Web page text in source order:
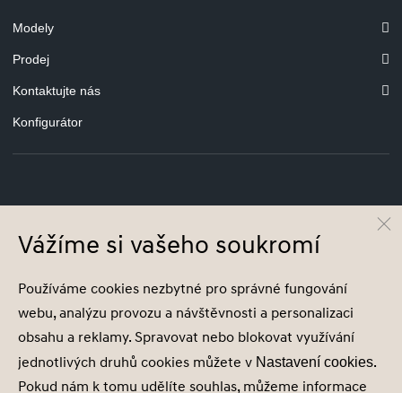
Modely
Prodej
Kontaktujte nás
Konfigurátor
Infocentrum
800 800 900
Praze, oddíl C, vložka 2153, IČ 18631932
Vážíme si vašeho soukromí
Používáme cookies nezbytné pro správné fungování
webu, analýzu provozu a návštěvnosti a personalizaci
obsahu a reklamy. Spravovat nebo blokovat využívání
jednotlivých druhů cookies můžete v Nastavení cookies.
Pokud nám k tomu udělíte souhlas, můžeme informace